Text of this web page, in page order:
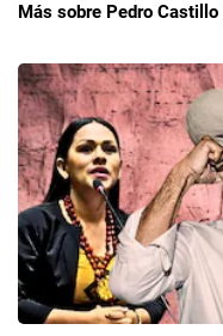
Más sobre Pedro Castillo